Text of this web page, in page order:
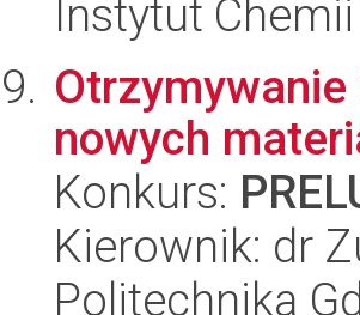
Instytut
nowych
Konkurs:
Kierownik: dr
Politechnika